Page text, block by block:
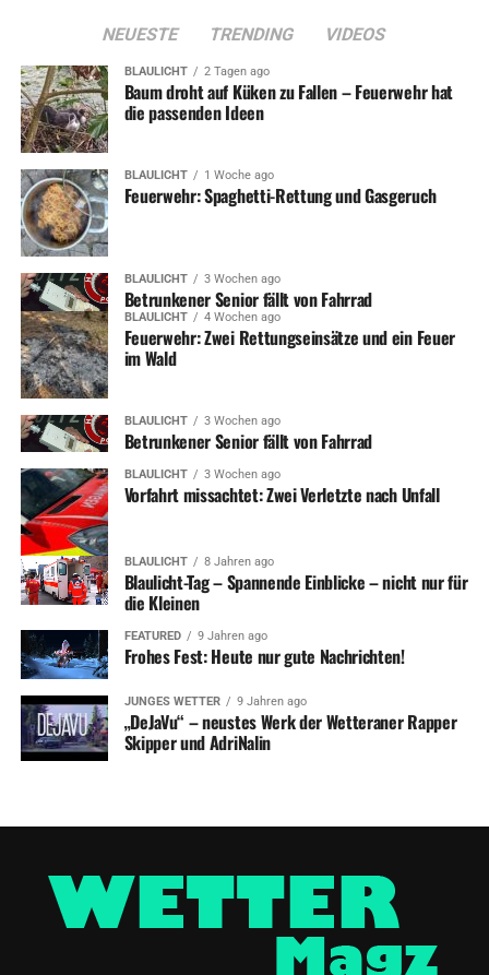
NEUESTE TRENDING VIDEOS
BLAULICHT 2 Tagen ago
Baum droht auf Küken zu Fallen – Feuerwehr hat
die passenden Ideen
BLAULICHT 1 Woche ago
Feuerwehr: Spaghetti-Rettung und Gasgeruch
BLAULICHT 3 Wochen ago
Betrunkener Senior fällt von Fahrrad
BLAULICHT 4 Wochen ago
Feuerwehr: Zwei Rettungseinsätze und ein Feuer
im Wald
BLAULICHT 3 Wochen ago
Betrunkener Senior fällt von Fahrrad
BLAULICHT 3 Wochen ago
Vorfahrt missachtet: Zwei Verletzte nach Unfall
BLAULICHT 8 Jahren ago
Blaulicht-Tag – Spannende Einblicke – nicht nur für
die Kleinen
FEATURED 9 Jahren ago
Frohes Fest: Heute nur gute Nachrichten!
JUNGES WETTER 9 Jahren ago
„DeJaVu“ – neustes Werk der Wetteraner Rapper
Skipper und AdriNalin